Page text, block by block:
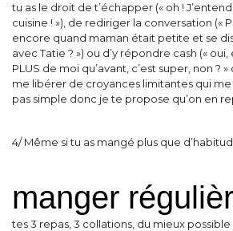
tu as le droit de t’échapper (« oh !
cuisine ! »), de rediriger la conversation («
encore quand maman était petite et se
avec Tatie ? ») ou d’y répondre cash (« oui,
PLUS de moi qu’avant, c’est super, non ?
me libérer de croyances limitantes qui me
pas simple donc je te propose qu’on en
4/ Même si tu as mangé plus que
manger
tes 3 repas, 3 collations, du mieux